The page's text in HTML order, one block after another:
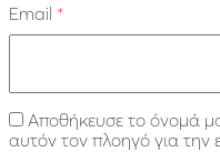
Email *
Αποθήκευσε το όνομά
αυτόν τον πλοηγό για